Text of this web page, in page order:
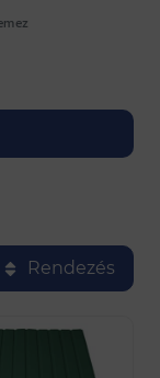
Rendezés